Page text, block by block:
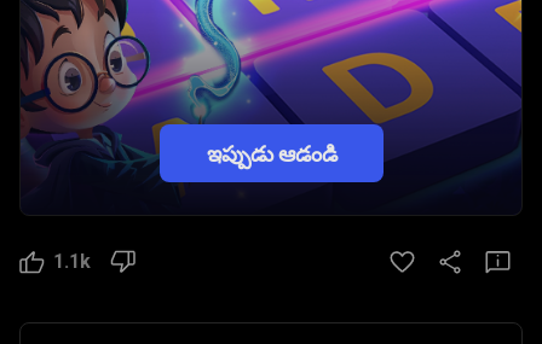
ఇప్పుడు ఆడండి
1.1k